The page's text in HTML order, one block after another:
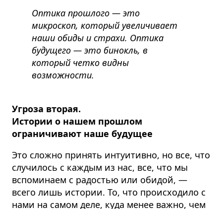
Оптика прошлого — это
микроскоп, который увеличивает
наши обиды и страхи. Оптика
будущего — это бинокль, в
который четко видны
возможности.
Угроза вторая.
Истории о нашем прошлом
ограничивают наше будущее
Это сложно принять интуитивно, но все, что
случилось с каждым из нас, все, что мы
вспоминаем с радостью или обидой, —
всего лишь истории. То, что происходило с
нами на самом деле, куда менее важно, чем